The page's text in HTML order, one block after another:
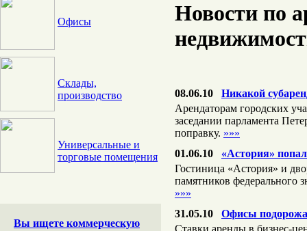
Офисы
Склады,
производство
Универсальные и
торговые помещения
Вы ищете коммерческую
Новости по
08.06.10
Никакой
Арендаторам городских
заседании парламента
поправку. »»»
01.06.10
«Астория»
Гостиница «Астория» и
памятников федерального
»»»
31.05.10
Офисы
Ставки аренды в бизнес-